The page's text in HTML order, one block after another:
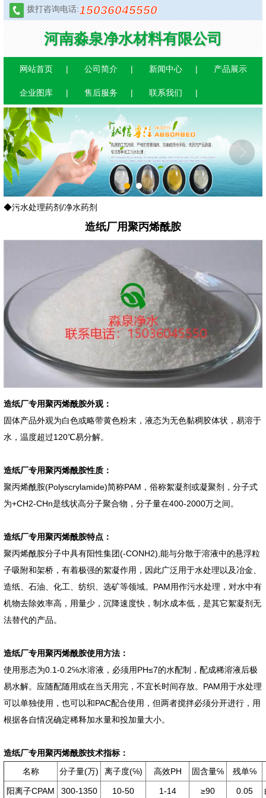
拨打咨询电话:15036045550
河南淼泉净水材料有限公司
网站首页 公司简介 新闻中心 产品展示
企业图库 售后服务 联系我们
1
2
◆污水处理药剂/净水药剂
造纸厂用聚丙烯酰胺
造纸厂专用聚丙烯酰胺外观：
固体产品外观为白色或略带黄色粉末，液态为无色黏稠胶体状，易溶于
水，温度超过120℃易分解。
造纸厂专用聚丙烯酰胺性质：
聚丙烯酰胺(Polyscrylamide)简称PAM，俗称絮凝剂或凝聚剂，分子式
为+CH2-CHn是线状高分子聚合物，分子量在400-2000万之间。
造纸厂专用聚丙烯酰胺特点：
聚丙烯酰胺分子中具有阳性集团(-CONH2),能与分散于溶液中的悬浮粒
子吸附和架桥，有着极强的絮凝作用，因此广泛用于水处理以及冶金、
造纸、石油、化工、纺织、选矿等领域。PAM用作污水处理，对水中有
机物去除效率高，用量少，沉降速度快，制水成本低，是其它絮凝剂无
法替代的产品。
造纸厂专用聚丙烯酰胺使用方法：
使用形态为0.1-0.2℅水溶液，必须用PH≤7的水配制，配成稀溶液后极
易水解。应随配随用或在当天用完，不宜长时间存放。PAM用于水处理
可以单独使用，也可以和PAC配合使用，但两者搅拌必须分开进行，用
根据各自情况确定稀释加水量和投加量大小。
造纸厂专用聚丙烯酰胺技术指标：
名称
分子量(万) 离子度(℅) 高效PH 固含量℅ 残单℅
阳离子CPAM 300-1350 10-50 1-14 ≥90 0.05